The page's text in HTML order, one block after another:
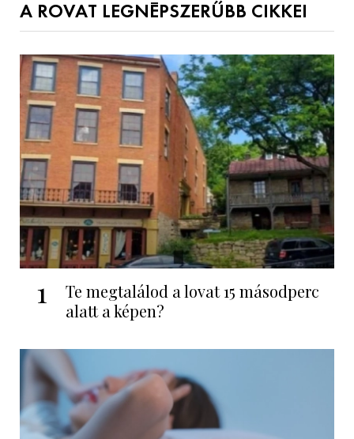
A ROVAT LEGNÉPSZERŰBB CIKKEI
1
Te megtalálod a lovat 15 másodperc
alatt a képen?